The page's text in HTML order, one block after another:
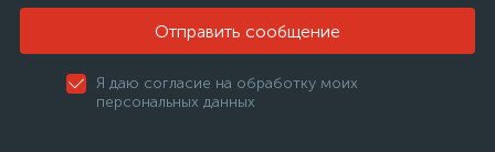
Отправить сообщение
Я даю согласие на обработку моих
персональных данных